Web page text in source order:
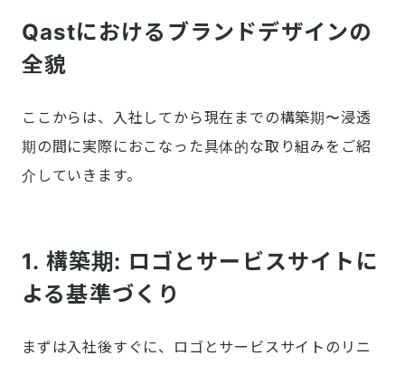
Qastにおけるブランドデザインの
全貌
ここからは、入社してから現在までの構築期〜浸透
期の間に実際におこなった具体的な取り組みをご紹
介していきます。
1. 構築期: ロゴとサービスサイトに
よる基準づくり
まずは入社後すぐに、ロゴとサービスサイトのリニ